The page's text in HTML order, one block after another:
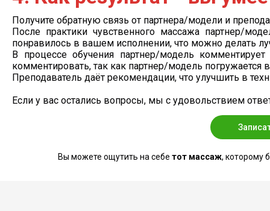
Получите обратную связь от партнера/модели и
После практики чувственного массажа партнер/
понравилось в вашем исполнении, что можно делать
В процессе обучения партнер/модель
комментировать, так как партнер/модель
Преподаватель даёт рекомендации, что улучшить в
Если у вас остались вопросы, мы с удовольствием
Вы можете ощутить на себе тот массаж, которому